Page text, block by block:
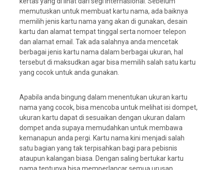
memutuskan untuk membuat kartu nama, ada baiknya
memilih jenis kartu nama yang akan di gunakan, desain
kartu dan alamat tempat tinggal serta nomoer telepon
dan alamat email. Tak ada salahnya anda mencetak
berbagai jenis kartu nama dalam berbagai ukuran, hal
tersebut di maksudkan agar bisa memilih salah satu kartu
yang cocok untuk anda gunakan.
Apabila anda bingung dalam menentukan ukuran kartu
nama yang cocok, bisa mencoba untuk melihat isi dompet,
ukuran kartu dapat di sesuaikan dengan ukuran dalam
dompet anda supaya memudahkan untuk membawa
kemanapun anda pergi. Kartu nama kini menjadi salah
satu bagian yang tak terpisahkan bagi para pebisnis
ataupun kalangan biasa. Dengan saling bertukar kartu
nama tentunya bisa memperlancar semua urusan